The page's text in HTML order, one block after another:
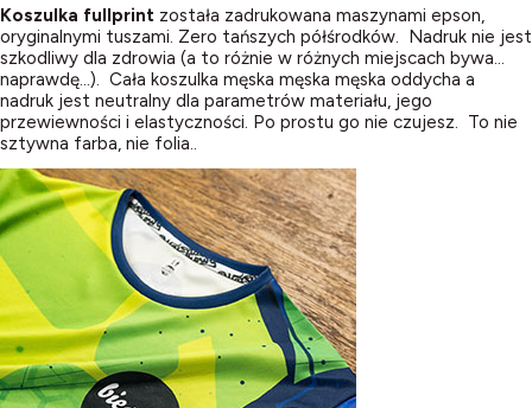
Koszulka fullprint została zadrukowana maszynami epson,
oryginalnymi tuszami. Zero tańszych półśrodków. Nadruk nie jest
szkodliwy dla zdrowia (a to różnie w różnych miejscach bywa…
naprawdę…). Cała koszulka męska męska męska oddycha a
nadruk jest neutralny dla parametrów materiału, jego
przewiewności i elastyczności. Po prostu go nie czujesz. To nie
sztywna farba, nie folia..